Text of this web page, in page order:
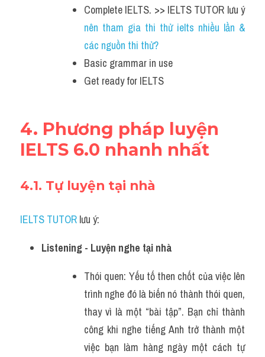
Complete IELTS. >> IELTS TUTOR lưu ý
nên tham gia thi thử ielts nhiều lần &
các nguồn thi thử?
Basic grammar in use
Get ready for IELTS
4. Phương pháp luyện
IELTS 6.0 nhanh nhất
4.1. Tự luyện tại nhà
IELTS TUTOR lưu ý:
Listening - Luyện nghe tại nhà
Thói quen: Yếu tố then chốt của việc lên
trình nghe đó là biến nó thành thói quen,
thay vì là một “bài tập”. Bạn chỉ thành
công khi nghe tiếng Anh trở thành một
việc bạn làm hàng ngày một cách tự